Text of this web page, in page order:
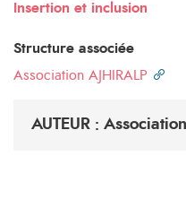
Insertion et inclusion
Structure associée
Association AJHIRALP
AUTEUR :